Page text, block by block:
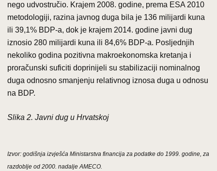
nego udvostručio. Krajem 2008. godine, prema ESA 2010
metodologiji, razina javnog duga bila je 136 milijardi kuna
ili 39,1% BDP-a, dok je krajem 2014. godine javni dug
iznosio 280 milijardi kuna ili 84,6% BDP-a. Posljednjih
nekoliko godina pozitivna makroekonomska kretanja i
proračunski suficiti doprinijeli su stabilizaciji nominalnog
duga odnosno smanjenju relativnog iznosa duga u odnosu
na BDP.
Slika 2. Javni dug u Hrvatskoj
Izvor: godišnja izvješća Ministarstva financija za podatke do 1999. godine, za
razdoblje od 2000. nadalje AMECO.